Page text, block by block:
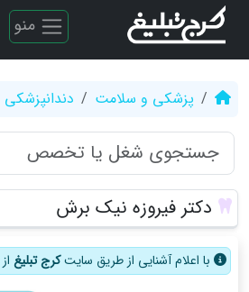
منو
پزشکی و سلامت دندانپزشکی
دکتر فیروزه نیک برش
با اعلام آشنایی از طریق سایتکرج تبلیغ